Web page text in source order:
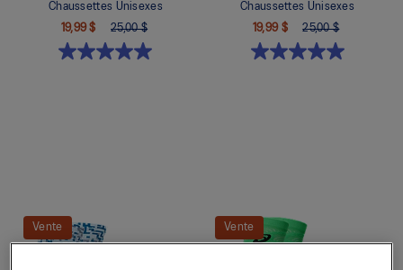
Chaussettes Unisexes
19,99 $
25,00 $
Quickview
Chaussettes Unisexes
19,99 $
25,00 $
Quickview
Vente Vente